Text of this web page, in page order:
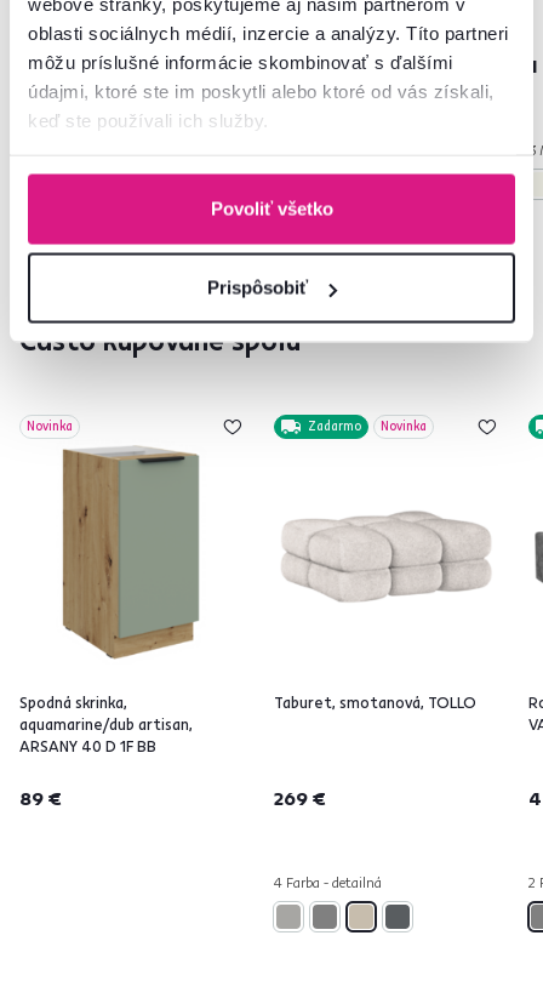
oblasti sociálnych médií, inzercie a analýzy. Títo partneri
môžu príslušné informácie skombinovať s ďalšími
údajmi, ktoré ste im poskytli alebo ktoré od vás získali,
keď ste používali ich služby.
Povoliť všetko
Prispôsobiť
1 169 € 1 279 €
Často kupované spolu
Novinka
Spodná skrinka,
aquamarine/dub artisan,
ARSANY 40 D 1F BB
89 €
Zadarmo Novinka
Taburet, smotanová, TOLLO
269 €
4 Farba - detailná 2